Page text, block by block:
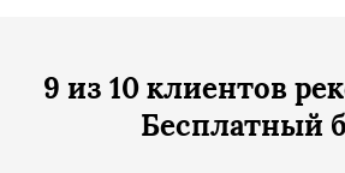
9 из 10 клиентов
Бесплатный